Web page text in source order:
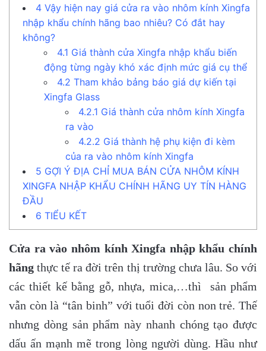
4 Vậy hiện nay giá cửa ra vào nhôm kính Xingfa
nhập khẩu chính hãng bao nhiêu? Có đắt hay
không?
4.1 Giá thành cửa Xingfa nhập khẩu biến
động từng ngày khó xác định mức giá cụ thể
4.2 Tham khảo bảng báo giá dự kiến tại
Xingfa Glass
4.2.1 Giá thành cửa nhôm kính Xingfa
ra vào
4.2.2 Giá thành hệ phụ kiện đi kèm
của ra vào nhôm kính Xingfa
5 GỢI Ý ĐỊA CHỈ MUA BÁN CỬA NHÔM KÍNH
XINGFA NHẬP KHẨU CHÍNH HÃNG UY TÍN HÀNG
ĐẦU
6 TIỂU KẾT
Cửa ra vào nhôm kính Xingfa nhập khẩu chính
hãngthực tế ra đời trên thị trường chưa lâu. So với
các thiết kế bằng gỗ, nhựa, mica,…thì sản phẩm
vẫn còn là “tân binh” với tuổi đời còn non trẻ. Thế
nhưng dòng sản phẩm này nhanh chóng tạo được
dấu ấn mạnh mẽ trong lòng người dùng. Hầu như